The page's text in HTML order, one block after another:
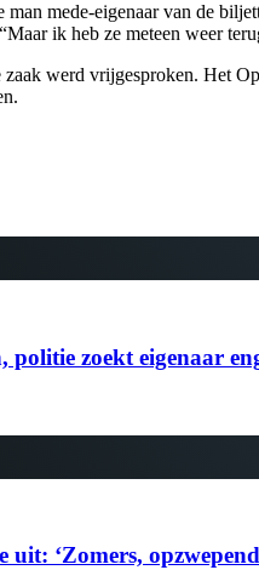
mede-eigenaar van de
ik heb ze meteen weer
werd vrijgesproken. Het
zoekt eigenaar
uit: ‘Zomers,